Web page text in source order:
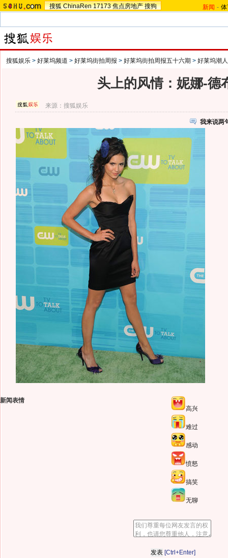
搜狐 ChinaRen 17173 焦点房地产 搜狗 新闻 -
搜狐娱乐 > 好莱坞频道 > 好莱坞街拍周报 > 好莱坞街拍周报五十六期 > 好莱坞潮
头上的风情：妮娜-德
来源：搜狐娱乐
我来说两
新闻表情
高兴
难过
感动
愤怒
搞笑
无聊
[Ctrl+Enter]